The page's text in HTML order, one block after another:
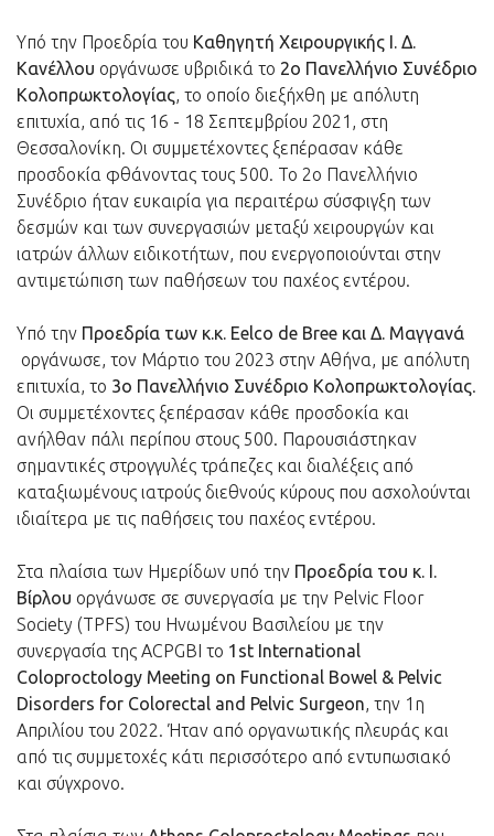
Υπό την Προεδρία του Καθηγητή Χειρουργικής Ι. Δ.
Κανέλλου οργάνωσε υβριδικά το 2ο Πανελλήνιο Συνέδριο
Κολοπρωκτολογίας, το οποίο διεξήχθη με απόλυτη
επιτυχία, από τις 16 - 18 Σεπτεμβρίου 2021, στη
Θεσσαλονίκη. Οι συμμετέχοντες ξεπέρασαν κάθε
προσδοκία φθάνοντας τους 500. Το 2ο Πανελλήνιο
Συνέδριο ήταν ευκαιρία για περαιτέρω σύσφιγξη των
δεσμών και των συνεργασιών μεταξύ χειρουργών και
ιατρών άλλων ειδικοτήτων, που ενεργοποιούνται στην
αντιμετώπιση των παθήσεων του παχέος εντέρου.
Υπό την Προεδρία των κ.κ. Eelco de Bree και Δ. Μαγγανά
οργάνωσε, τον Μάρτιο του 2023 στην Αθήνα, με απόλυτη
επιτυχία, το 3ο Πανελλήνιο Συνέδριο Κολοπρωκτολογίας.
Οι συμμετέχοντες ξεπέρασαν κάθε προσδοκία και
ανήλθαν πάλι περίπου στους 500. Παρουσιάστηκαν
σημαντικές στρογγυλές τράπεζες και διαλέξεις από
καταξιωμένους ιατρούς διεθνούς κύρους που ασχολούνται
ιδιαίτερα με τις παθήσεις του παχέος εντέρου.
Στα πλαίσια των Ημερίδων υπό την Προεδρία του κ. Ι.
Βίρλου οργάνωσε σε συνεργασία με την Pelvic Floor
Society (TPFS) του Ηνωμένου Βασιλείου με την
συνεργασία της ACPGBI το 1st International
Coloproctology Meeting on Functional Bowel & Pelvic
Disorders for Colorectal and Pelvic Surgeon, την 1η
Απριλίου του 2022. Ήταν από οργανωτικής πλευράς και
από τις συμμετοχές κάτι περισσότερο από εντυπωσιακό
και σύγχρονο.